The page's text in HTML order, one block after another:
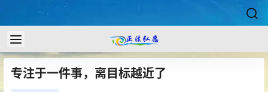
专注于一件事，离目标越近了